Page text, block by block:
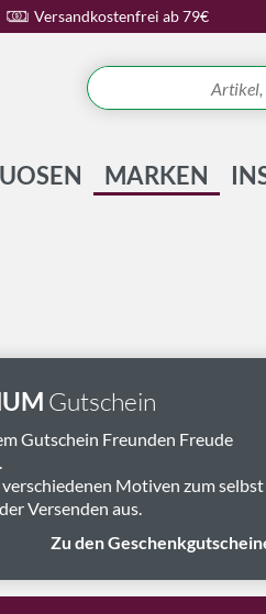
Versandkostenfrei ab 79€
MARKEN
Gutschein
Gutschein Freunden Freude
verschiedenen Motiven zum selbst
Versenden aus.
Zu den